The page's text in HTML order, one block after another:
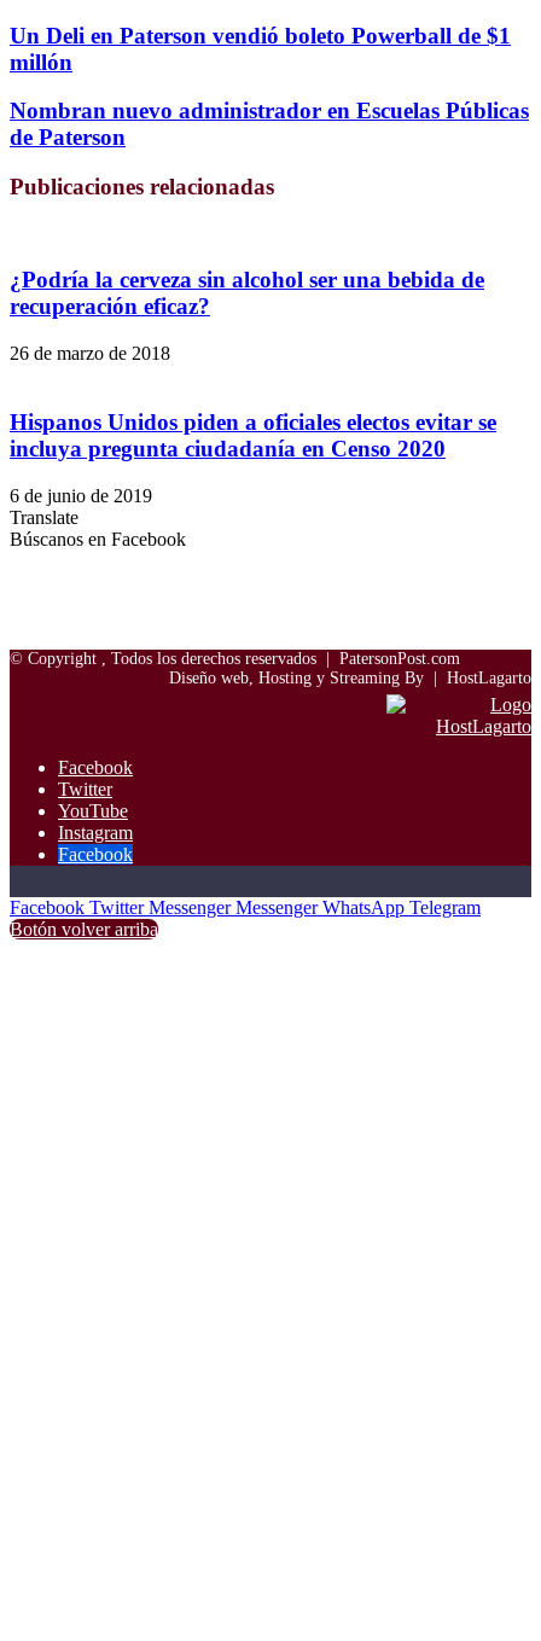
Un Deli en Paterson vendió boleto Powerball de $1
millón
Nombran nuevo administrador en Escuelas Públicas
de Paterson
Publicaciones relacionadas
¿Podría la cerveza sin alcohol ser una bebida de
recuperación eficaz?
26 de marzo de 2018
Hispanos Unidos piden a oficiales electos evitar se
incluya pregunta ciudadanía en Censo 2020
6 de junio de 2019
Translate
Búscanos en Facebook
© Copyright , Todos los derechos reservados | PatersonPost.com
Diseño web, Hosting y Streaming By | HostLagarto
Facebook
Twitter
YouTube
Instagram
Facebook
Facebook Twitter Messenger Messenger WhatsApp Telegram
Botón volver arriba